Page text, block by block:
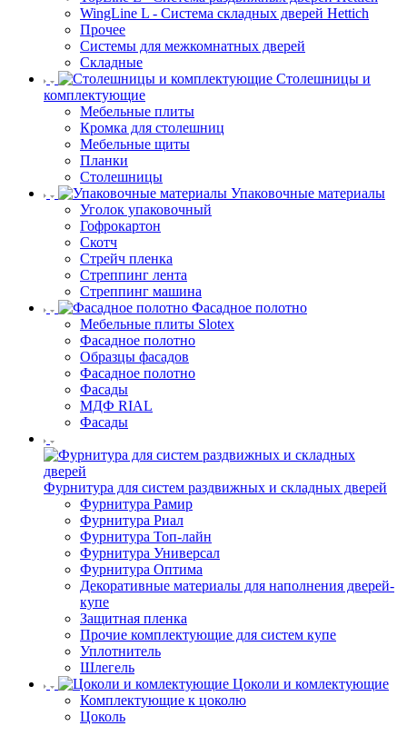
WingLine L - Система складных дверей Hettich
Прочее
Системы для межкомнатных дверей
Складные
Столешницы и
комплектующие
Мебельные плиты
Кромка для столешниц
Мебельные щиты
Планки
Столешницы
Упаковочные материалы
Уголок упаковочный
Гофрокартон
Скотч
Стрейч пленка
Стреппинг лента
Стреппинг машина
Фасадное полотно
Мебельные плиты Slotex
Фасадное полотно
Образцы фасадов
Фасадное полотно
Фасады
МДФ RIAL
Фасады
Фурнитура для систем раздвижных и складных дверей
Фурнитура Рамир
Фурнитура Риал
Фурнитура Топ-лайн
Фурнитура Универсал
Фурнитура Оптима
Декоративные материалы для наполнения дверей-
купе
Защитная пленка
Прочие комплектующие для систем купе
Уплотнитель
Шлегель
Цоколи и комлектующие
Комплектующие к цоколю
Цоколь